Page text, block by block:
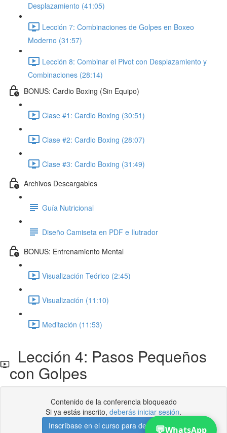
Desplazamiento (41:05)
Lección 7: Combinaciones de Golpes en Boxeo
Moderno (31:57)
Lección 8: Combinar el Pivot con Desplazamiento y
Combinaciones (28:14)
BONUS: Cardio Boxing (Sin Equipo)
Clase #1: Cardio Boxing (30:51)
Clase #2: Cardio Boxing (28:07)
Clase #3: Cardio Boxing (31:49)
Archivos Descargables
Guía Nutricional
Diseño Camiseta en PDF e Ilutrador
BONUS: Entrenamiento Mental
Visualización Teórico (2:45)
Visualización (11:10)
Meditación (11:53)
Lección 4: Pasos Pequeños
con Golpes
Contenido de la conferencia bloqueado
Si ya estás inscrito, deberás iniciar sesión.
Inscríbase en el curso para desbloquear
💬WhatsApp